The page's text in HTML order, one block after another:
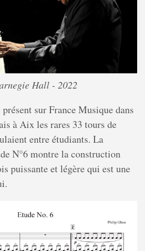
Hall - 2022
sur France Musique dans
à Aix les rares 33 tours de
entre étudiants. La
N°6 montre la construction
puissante et légère qui est une